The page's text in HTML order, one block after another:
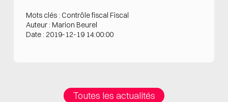
Mots clés : Contrôle fiscal Fiscal
Auteur : Marion Beurel
Date : 2019-12-19 14:00:00
Toutes les actualités